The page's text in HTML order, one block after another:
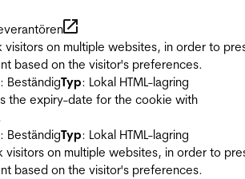
visitors on multiple websites, in order to
based on the visitor's preferences.
: BeständigTyp: Lokal HTML-lagring
the expiry-date for the cookie with
: BeständigTyp: Lokal HTML-lagring
visitors on multiple websites, in order to
based on the visitor's preferences.